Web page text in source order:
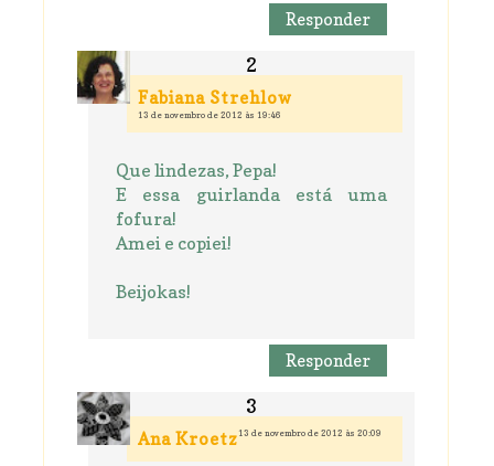
Responder
Fabiana Strehlow
13 de novembro de 2012 às 19:46
Que lindezas, Pepa!
E essa guirlanda está uma
fofura!
Amei e copiei!
Beijokas!
Responder
Ana Kroetz 13 de novembro de 2012 às 20:09